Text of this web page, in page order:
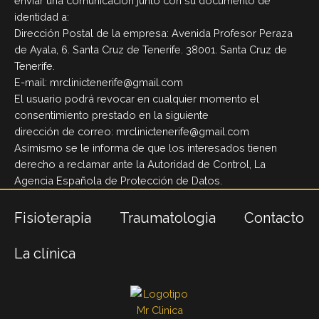
identidad a:
Dirección Postal de la empresa: Avenida Profesor Peraza
de Ayala, 6. Santa Cruz de Tenerife. 38001. Santa Cruz de
Tenerife.
E-mail: mrclinictenerife@gmail.com
El usuario podrá revocar en cualquier momento el
consentimiento prestado en la siguiente
dirección de correo: mrclinictenerife@gmail.com
Asimismo se le informa de que los interesados tienen
derecho a reclamar ante la Autoridad de Control, La
Agencia Española de Protección de Datos.
Fisioterapia Traumatologia Contacto
La clínica